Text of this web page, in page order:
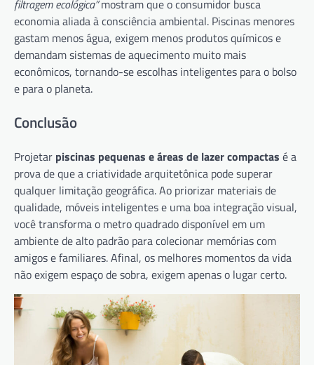
filtragem ecológica”mostram que o consumidor busca
economia aliada à consciência ambiental. Piscinas menores
gastam menos água, exigem menos produtos químicos e
demandam sistemas de aquecimento muito mais
econômicos, tornando-se escolhas inteligentes para o bolso
e para o planeta.
Conclusão
Projetar piscinas pequenas e áreas de lazer compactas é a
prova de que a criatividade arquitetônica pode superar
qualquer limitação geográfica. Ao priorizar materiais de
qualidade, móveis inteligentes e uma boa integração visual,
você transforma o metro quadrado disponível em um
ambiente de alto padrão para colecionar memórias com
amigos e familiares. Afinal, os melhores momentos da vida
não exigem espaço de sobra, exigem apenas o lugar certo.